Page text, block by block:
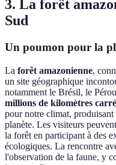
3. La forêt
Sud
Un poumon pour la
La forêt amazonienne,
un site géographique
notamment le Brésil, le
millions de kilomètres
pour notre climat,
planète. Les visiteurs
la forêt en participant à des
écologiques. La rencontre
l'observation de la faune, y